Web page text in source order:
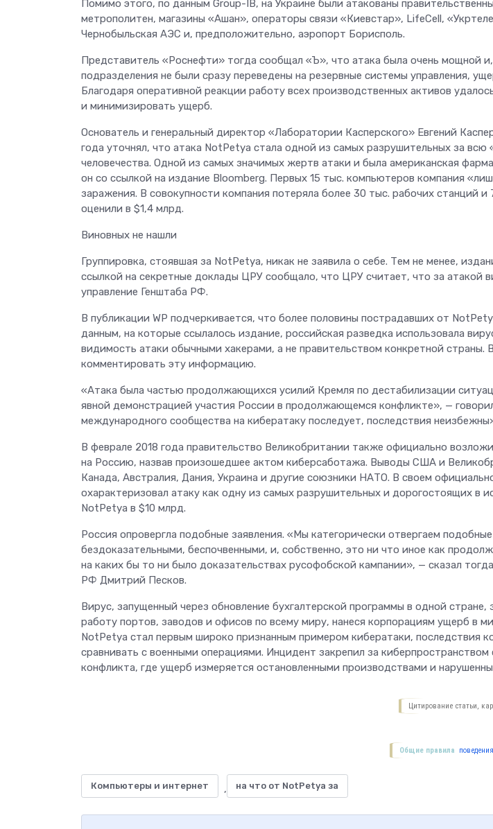
Помимо этого, по данным Group-IB, на Украине были атакованы
метрополитен, магазины «Ашан», операторы связи «Киевстар», LifeCell,
Чернобыльская АЭС и, предположительно, аэропорт Борисполь.
Представитель «Роснефти» тогда сообщал «Ъ», что атака была очень мощной
подразделения не были сразу переведены на резервные системы управления,
Благодаря оперативной реакции работу всех производственных активов
и минимизировать ущерб.
Основатель и генеральный директор «Лаборатории Касперского» Евгений
года уточнял, что атака NotPetya стала одной из самых разрушительных за
человечества. Одной из самых значимых жертв атаки и была американская
он со ссылкой на издание Bloomberg. Первых 15 тыс. компьютеров компания
заражения. В совокупности компания потеряла более 30 тыс. рабочих станций и
оценили в $1,4 млрд.
Виновных не нашли
Группировка, стоявшая за NotPetya, никак не заявила о себе. Тем не менее,
ссылкой на секретные доклады ЦРУ сообщало, что ЦРУ считает, что за атакой
управление Генштаба РФ.
В публикации WP подчеркивается, что более половины пострадавших от
данным, на которые ссылалось издание, российская разведка использовала
видимость атаки обычными хакерами, а не правительством конкретной страны.
комментировать эту информацию.
«Атака была частью продолжающихся усилий Кремля по дестабилизации
явной демонстрацией участия России в продолжающемся конфликте», —
международного сообщества на кибератаку последует, последствия
В феврале 2018 года правительство Великобритании также официально
на Россию, назвав произошедшее актом киберсаботажа. Выводы США и
Канада, Австралия, Дания, Украина и другие союзники НАТО. В своем
охарактеризовал атаку как одну из самых разрушительных и дорогостоящих в
NotPetya в $10 млрд.
Россия опровергла подобные заявления. «Мы категорически отвергаем
бездоказательными, беспочвенными, и, собственно, это ни что иное как
на каких бы то ни было доказательствах русофобской кампании», — сказал
РФ Дмитрий Песков.
Вирус, запущенный через обновление бухгалтерской программы в одной стране,
работу портов, заводов и офисов по всему миру, нанеся корпорациям ущерб в
NotPetya стал первым широко признанным примером кибератаки, последствия
сравнивать с военными операциями. Инцидент закрепил за киберпространством
конфликта, где ущерб измеряется остановленными производствами и
Цитирование статьи,
Общие правила
Компьютеры и интернет , на что от NotPetya за